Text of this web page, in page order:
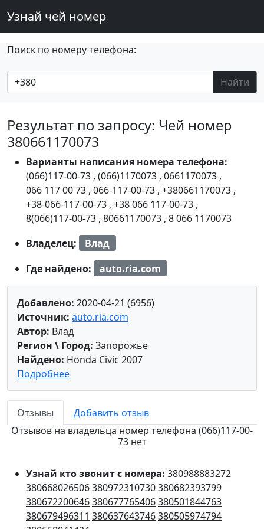
Узнай чей номер
Поиск по номеру телефона:
Найти
Результат по запросу: Чей номер
380661170073
Варианты написания номера телефона:
(066)117-00-73 , (066)1170073 , 0661170073 ,
066 117 00 73 , 066-117-00-73 , +380661170073 ,
+38-066-117-00-73 , +38 066 117-00-73 ,
8(066)117-00-73 , 80661170073 , 8 066 1170073
Владелец:
Влад
Где найдено:
auto.ria.com
Добавлено: 2020-04-21 (6956)
Источник: auto.ria.com
Автор: Влад
Регион \ Город: Запорожье
Найдено: Honda Civic 2007
Подробнее
Отзывы
Добавить отзыв
Отзывов на владельца номер телефона (066)117-00-
73 нет
Узнай кто звонит с номера: 380988883272
380668026506380972310730380682393799
380672200646380677765406380501844763
380679496311 380637643746380505974794